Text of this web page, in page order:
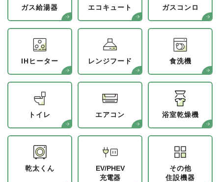
ガス給湯器 エコキュート ガスコンロ
IHヒーター レンジフード 食洗機
トイレ エアコン 浴室乾燥機
乾太くん
EV/PHEV
充電器
その他
住設機器